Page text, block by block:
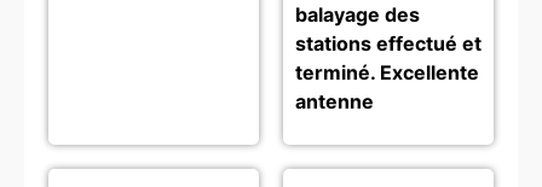
balayage des
stations effectué et
terminé. Excellente
antenne